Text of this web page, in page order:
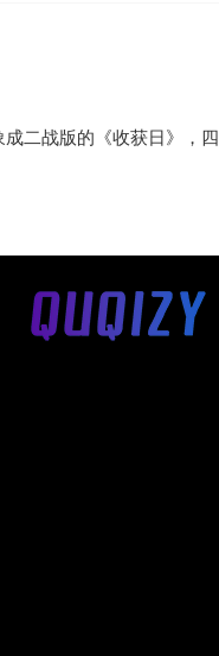
二战版的《收获日》，四